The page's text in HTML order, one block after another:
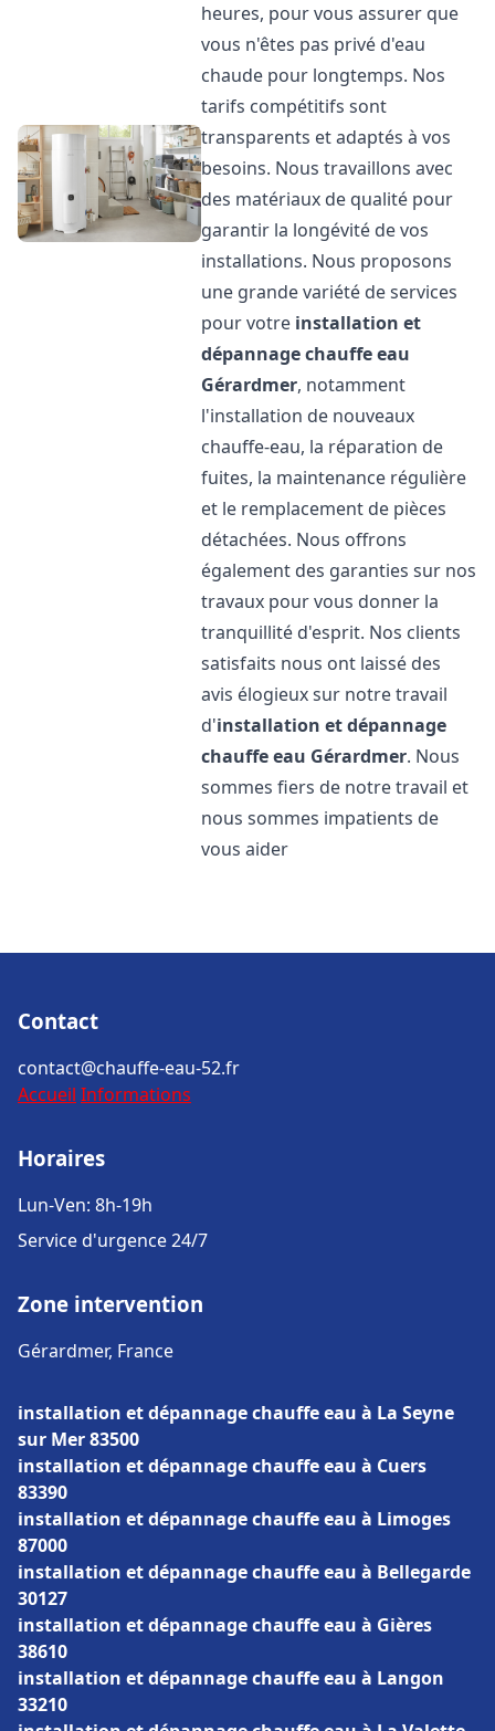
heures, pour vous assurer que
vous n'êtes pas privé d'eau
chaude pour longtemps. Nos
tarifs compétitifs sont
transparents et adaptés à vos
besoins. Nous travaillons avec
des matériaux de qualité pour
garantir la longévité de vos
installations. Nous proposons
une grande variété de services
pour votre installation et
dépannage chauffe eau
Gérardmer, notamment
l'installation de nouveaux
chauffe-eau, la réparation de
fuites, la maintenance régulière
et le remplacement de pièces
détachées. Nous offrons
également des garanties sur nos
travaux pour vous donner la
tranquillité d'esprit. Nos clients
satisfaits nous ont laissé des
avis élogieux sur notre travail
d'installation et dépannage
chauffe eau Gérardmer. Nous
sommes fiers de notre travail et
nous sommes impatients de
vous aider
Contact
contact@chauffe-eau-52.fr
Accueil Informations
Horaires
Lun-Ven: 8h-19h
Service d'urgence 24/7
Zone intervention
Gérardmer, France
installation et dépannage chauffe eau à La Seyne
sur Mer 83500
installation et dépannage chauffe eau à Cuers
83390
installation et dépannage chauffe eau à Limoges
87000
installation et dépannage chauffe eau à Bellegarde
30127
installation et dépannage chauffe eau à Gières
38610
installation et dépannage chauffe eau à Langon
33210